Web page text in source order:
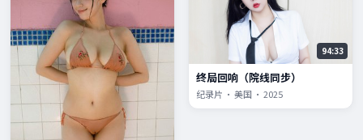
94:33
终局回响（院线同步）
纪录片 · 美国 · 2025